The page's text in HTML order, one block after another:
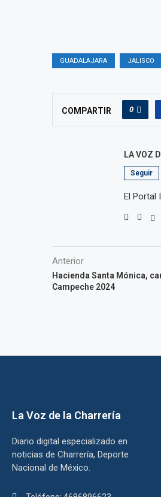
GUADALAJARA JALISCO
COMPARTIR 0
LA VOZ
Seguir
El Portal
Anterior
Hacienda Santa Mónica,
Campeche 2024
La Voz de la Charrería
Diario digital especializado en
noticias de Charrería, Deporte
Nacional de México.